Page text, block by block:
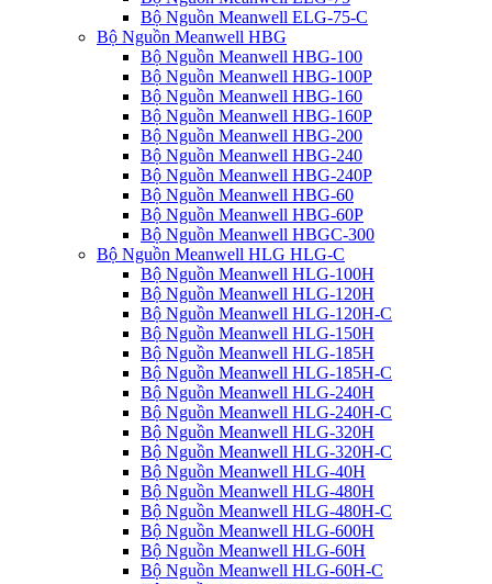
Bộ Nguồn Meanwell ELG-75-C
Bộ Nguồn Meanwell HBG
Bộ Nguồn Meanwell HBG-100
Bộ Nguồn Meanwell HBG-100P
Bộ Nguồn Meanwell HBG-160
Bộ Nguồn Meanwell HBG-160P
Bộ Nguồn Meanwell HBG-200
Bộ Nguồn Meanwell HBG-240
Bộ Nguồn Meanwell HBG-240P
Bộ Nguồn Meanwell HBG-60
Bộ Nguồn Meanwell HBG-60P
Bộ Nguồn Meanwell HBGC-300
Bộ Nguồn Meanwell HLG HLG-C
Bộ Nguồn Meanwell HLG-100H
Bộ Nguồn Meanwell HLG-120H
Bộ Nguồn Meanwell HLG-120H-C
Bộ Nguồn Meanwell HLG-150H
Bộ Nguồn Meanwell HLG-185H
Bộ Nguồn Meanwell HLG-185H-C
Bộ Nguồn Meanwell HLG-240H
Bộ Nguồn Meanwell HLG-240H-C
Bộ Nguồn Meanwell HLG-320H
Bộ Nguồn Meanwell HLG-320H-C
Bộ Nguồn Meanwell HLG-40H
Bộ Nguồn Meanwell HLG-480H
Bộ Nguồn Meanwell HLG-480H-C
Bộ Nguồn Meanwell HLG-600H
Bộ Nguồn Meanwell HLG-60H
Bộ Nguồn Meanwell HLG-60H-C